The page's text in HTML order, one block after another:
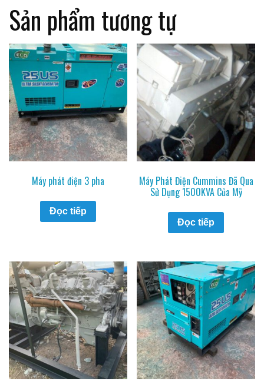
Sản phẩm tương tự
Máy phát điện 3 pha
Đọc tiếp
Máy Phát Điện Cummins Đã Qua
Sử Dụng 1500KVA Của Mỹ
Đọc tiếp